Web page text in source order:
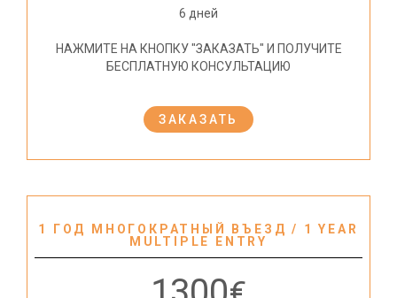
6 дней
НАЖМИТЕ НА КНОПКУ "ЗАКАЗАТЬ" И ПОЛУЧИТЕ
БЕСПЛАТНУЮ КОНСУЛЬТАЦИЮ
ЗАКАЗАТЬ
1 ГОД МНОГОКРАТНЫЙ ВЪЕЗД / 1 YEAR
MULTIPLE ENTRY